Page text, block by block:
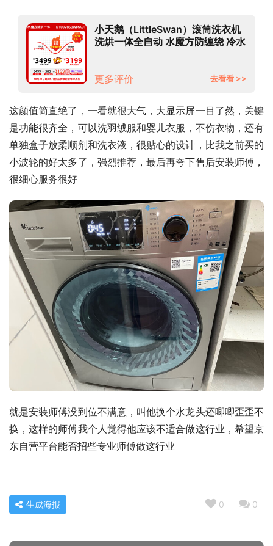
小天鹅（LittleSwan）滚筒洗衣机
洗烘一体全自动 水魔方防缠绕 冷水
更多评价
去看看 >>
这颜值简直绝了，一看就很大气，大显示屏一目了然，关键
是功能很齐全，可以洗羽绒服和婴儿衣服，不伤衣物，还有
单独盒子放柔顺剂和洗衣液，很贴心的设计，比我之前买的
小波轮的好太多了，强烈推荐，最后再夸下售后安装师傅，
很细心服务很好
就是安装师傅没到位不满意，叫他换个水龙头还唧唧歪歪不
换，这样的师傅我个人觉得他应该不适合做这行业，希望京
东自营平台能否招些专业师傅做这行业
0 0
生成海报